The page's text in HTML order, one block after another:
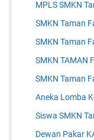
MPLS SMKN
SMKN Taman
SMKN Taman
SMKN TAMAN
SMKN Taman
Aneka Lomba
Siswa SMKN
Dewan Pakar